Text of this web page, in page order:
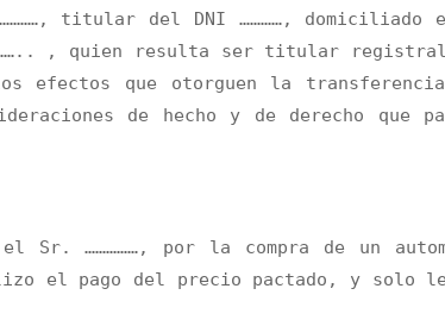
titular del DNI …………, domiciliado
, quien resulta ser titular
efectos que otorguen la
de hecho y de derecho que
el Sr. ……………, por la compra de un
el pago del precio pactado, y solo